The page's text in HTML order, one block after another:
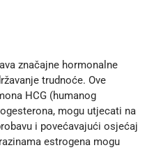
značajne hormonalne
trudnoće. Ove
HCG (humanog
mogu utjecati na
i povećavajući osjećaj
estrogena mogu